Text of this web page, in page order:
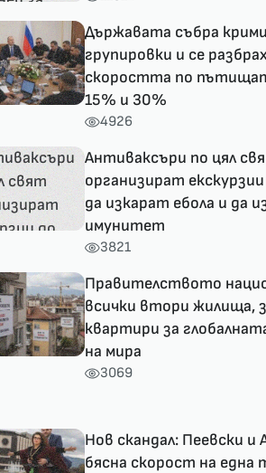
Държавата събра
групировки и се
скоростта по
15% и 30%
4926
Антиваксъри по цял
организират
да изкарат ебола и да
имунитет
3821
Правителството
всички втори жилища,
квартири за
на мира
3069
Нов скандал: Пеевски и
бясна скорост на